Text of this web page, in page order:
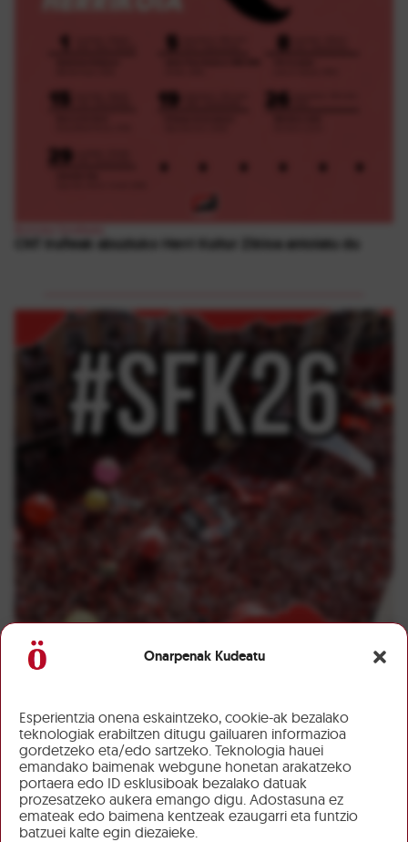
Onarpenak Kudeatu
Esperientzia onena eskaintzeko, cookie-ak bezalako
teknologiak erabiltzen ditugu gailuaren informazioa
gordetzeko eta/edo sartzeko. Teknologia hauei
emandako baimenak webgune honetan arakatzeko
portaera edo ID esklusiboak bezalako datuak
prozesatzeko aukera emango digu. Adostasuna ez
emateak edo baimena kentzeak ezaugarri eta funtzio
batzuei kalte egin diezaieke.
CNT Iruñeak abuztuko Herri Kultur Zikloa antolatu du